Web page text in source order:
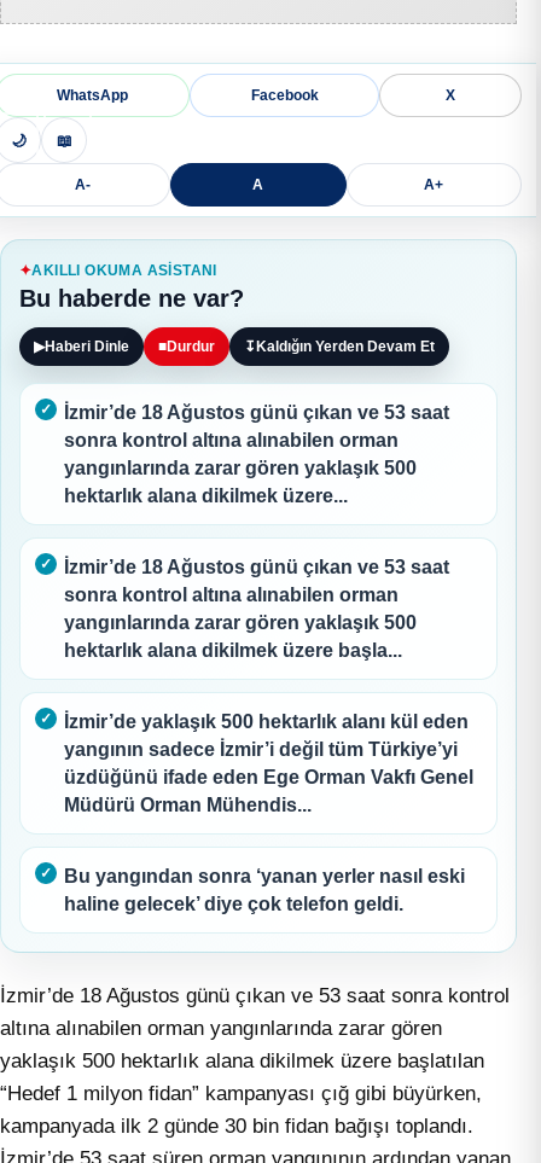
WhatsApp Facebook X
🌙 📖
A- A A+
AKILLI OKUMA ASISTANI
Bu haberde ne var?
▶Haberi Dinle ■Durdur ↧ Kaldığın Yerden Devam Et
İzmir’de 18 Ağustos günü çıkan ve 53 saat
sonra kontrol altına alınabilen orman
yangınlarında zarar gören yaklaşık 500
hektarlık alana dikilmek üzere...
İzmir’de 18 Ağustos günü çıkan ve 53 saat
sonra kontrol altına alınabilen orman
yangınlarında zarar gören yaklaşık 500
hektarlık alana dikilmek üzere başla...
İzmir’de yaklaşık 500 hektarlık alanı kül eden
yangının sadece İzmir’i değil tüm Türkiye’yi
üzdüğünü ifade eden Ege Orman Vakfı Genel
Müdürü Orman Mühendis...
Bu yangından sonra ‘yanan yerler nasıl eski
haline gelecek’ diye çok telefon geldi.
İzmir’de 18 Ağustos günü çıkan ve 53 saat sonra kontrol
altına alınabilen orman yangınlarında zarar gören
yaklaşık 500 hektarlık alana dikilmek üzere başlatılan
“Hedef 1 milyon fidan” kampanyası çığ gibi büyürken,
kampanyada ilk 2 günde 30 bin fidan bağışı toplandı.
İzmir’de 53 saat süren orman yangınının ardından yanan